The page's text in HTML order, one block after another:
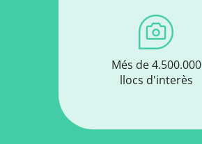
Més de 4.500.000
llocs d'interès